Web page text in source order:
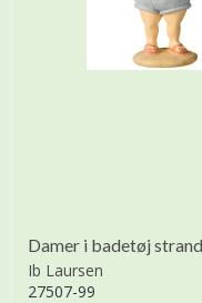
Damer i badetøj
Ib Laursen
27507-99